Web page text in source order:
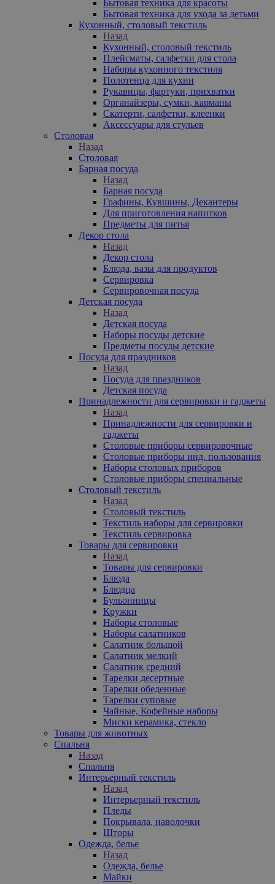
Бытовая техника для красоты
Бытовая техника для ухода за детьми
Кухонный, столовый текстиль
Назад
Кухонный, столовый текстиль
Плейсматы, салфетки для стола
Наборы кухонного текстиля
Полотенца для кухни
Рукавицы, фартуки, прихватки
Органайзеры, сумки, карманы
Скатерти, салфетки, клеенки
Аксессуары для стульев
Столовая
Назад
Столовая
Барная посуда
Назад
Барная посуда
Графины, Кувшины, Декантеры
Для приготовления напитков
Предметы для питья
Декор стола
Назад
Декор стола
Блюда, вазы для продуктов
Сервировка
Сервировочная посуда
Детская посуда
Назад
Детская посуда
Наборы посуды детские
Предметы посуды детские
Посуда для праздников
Назад
Посуда для праздников
Детская посуда
Принадлежности для сервировки и гаджеты
Назад
Принадлежности для сервировки и
гаджеты
Столовые приборы сервировочные
Столовые приборы инд. пользования
Наборы столовых приборов
Столовые приборы специальные
Столовый текстиль
Назад
Столовый текстиль
Текстиль наборы для сервировки
Текстиль сервировка
Товары для сервировки
Назад
Товары для сервировки
Блюда
Блюдца
Бульонницы
Кружки
Наборы столовые
Наборы салатников
Салатник большой
Салатник мелкий
Салатник средний
Тарелки десертные
Тарелки обеденные
Тарелки суповые
Чайные, Кофейные наборы
Миски керамика, стекло
Товары для животных
Спальня
Назад
Спальня
Интерьерный текстиль
Назад
Интерьерный текстиль
Пледы
Покрывала, наволочки
Шторы
Одежда, белье
Назад
Одежда, белье
Майки